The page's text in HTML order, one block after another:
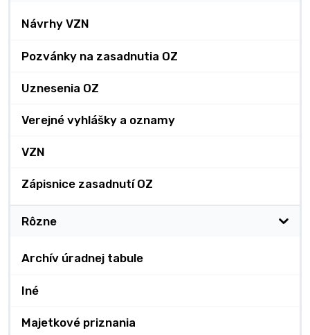
Návrhy VZN
Pozvánky na zasadnutia OZ
Uznesenia OZ
Verejné vyhlášky a oznamy
VZN
Zápisnice zasadnutí OZ
Rôzne
Archív úradnej tabule
Iné
Majetkové priznania